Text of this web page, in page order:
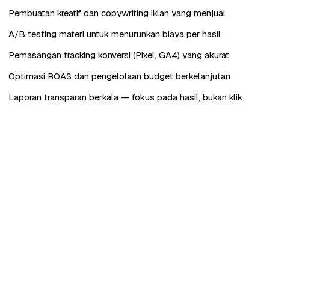
Pembuatan kreatif dan copywriting iklan yang menjual
A/B testing materi untuk menurunkan biaya per hasil
Pemasangan tracking konversi (Pixel, GA4) yang akurat
Optimasi ROAS dan pengelolaan budget berkelanjutan
Laporan transparan berkala — fokus pada hasil, bukan klik